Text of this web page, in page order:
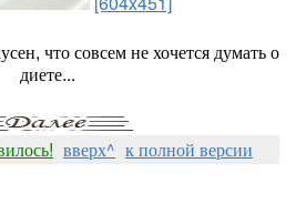
что совсем не хочется думать о
диете...
вверх^ к полной версии